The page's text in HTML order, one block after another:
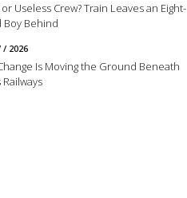
Useless Crew? Train Leaves an Eight-
Boy Behind
/ 2026
Is Moving the Ground Beneath
Railways